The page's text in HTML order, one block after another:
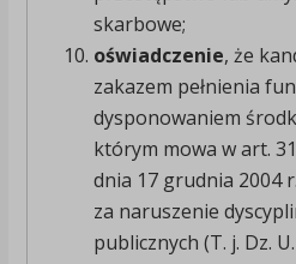
skarbowe;
oświadczenie, że
zakazem pełnienia
dysponowaniem
którym mowa w art.
dnia 17 grudnia 2004
za naruszenie
publicznych (T. j. Dz.